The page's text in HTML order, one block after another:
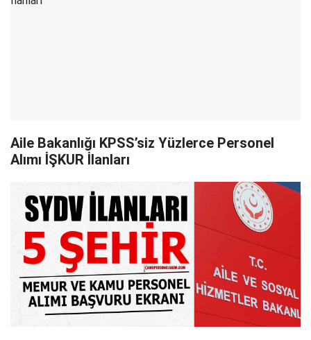
Aile Bakanlığı KPSS’siz Yüzlerce Personel
Alımı İŞKUR İlanları